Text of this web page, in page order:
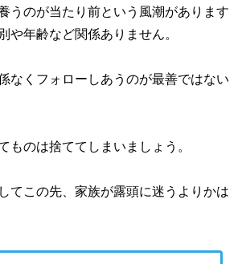
うのが当たり前という風潮があります
や年齢など関係ありません。
なくフォローしあうのが最善ではない
ものは捨ててしまいましょう。
てこの先、家族が露頭に迷うよりかは